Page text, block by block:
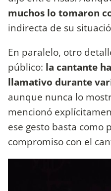
muchos lo tomaron
indirecta de su
En paralelo, otro
público: la cantante
llamativo durante
aunque nunca lo
mencionó
ese gesto basta como
compromiso con el